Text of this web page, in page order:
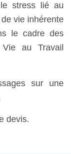
stress lié au
vie inhérente
le cadre des
au Travail
sur une
devis.